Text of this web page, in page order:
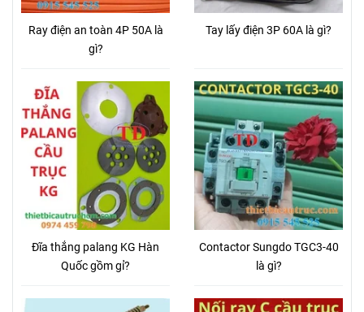
Ray điện an toàn 4P 50A là
gì?
Tay lấy điện 3P 60A là gì?
Đĩa thắng palang KG Hàn
Quốc gồm gỉ?
Contactor Sungdo TGC3-40
là gì?